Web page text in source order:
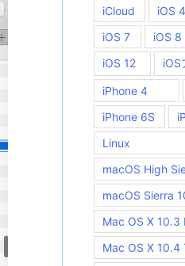
iCloud iOS 4
iOS 7
iOS 8
iOS 12
iOS
iPhone 4
iPhone 6S
Linux
macOS High
macOS Sierra
Mac OS X 10.3
Mac OS X 10.4